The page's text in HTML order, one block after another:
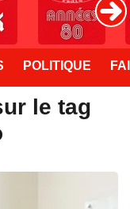
POLITIQUE
le tag